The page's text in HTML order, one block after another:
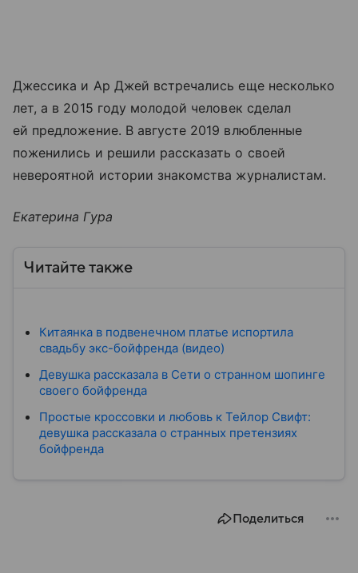
Джессика и Ар Джей встречались еще несколько
лет, а в 2015 году молодой человек сделал
ей предложение. В августе 2019 влюбленные
поженились и решили рассказать о своей
невероятной истории знакомства журналистам.
Екатерина Гура
Читайте также
Китаянка в подвенечном платье испортила
свадьбу экс-бойфренда (видео)
Девушка рассказала в Сети о странном шопинге
своего бойфренда
Простые кроссовки и любовь к Тейлор Свифт:
девушка рассказала о странных претензиях
бойфренда
Поделиться